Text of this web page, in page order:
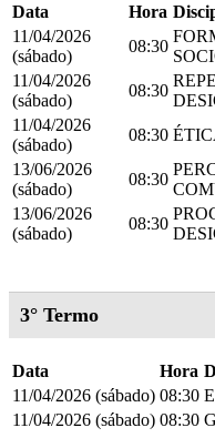
Data Hora
11/04/2026
(sábado)
08:30
11/04/2026
(sábado)
08:30
11/04/2026
(sábado)
08:30
13/06/2026
(sábado)
08:30
13/06/2026
(sábado)
08:30
3° Termo
Data Hora
11/04/2026 (sábado) 08:30
11/04/2026 (sábado) 08:30